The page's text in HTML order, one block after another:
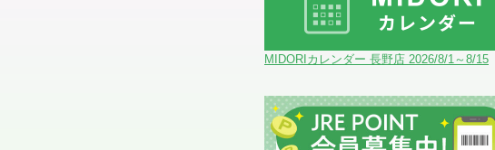
MIDORIカレンダー 長野店 2026/8/1～8/15